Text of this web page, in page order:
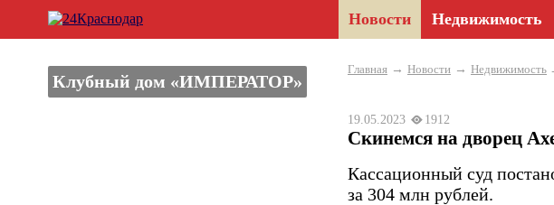
Новости Недвижимость
Клубный дом «ИМПЕРАТОР»
Главная → Новости → Недвижимость
19.05.2023 1912
Скинемся на дворец
Кассационный суд
за 304 млн рублей.